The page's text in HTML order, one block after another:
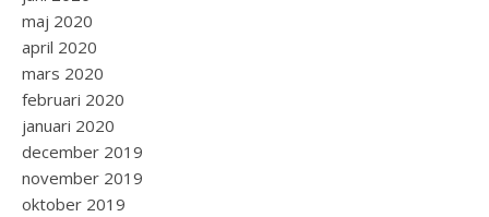
maj 2020
april 2020
mars 2020
februari 2020
januari 2020
december 2019
november 2019
oktober 2019